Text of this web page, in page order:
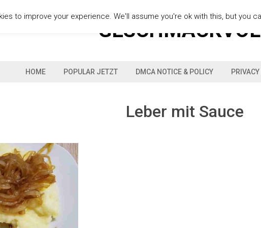
HOME POPULAR JETZT DMCA NOTICE & POLICY
Leber mit Sauce
to improve your experience. We'll assume you're ok with this, but you